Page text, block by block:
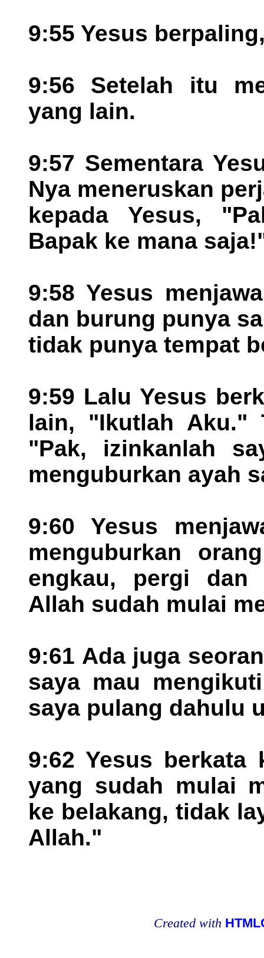
9:55 Yesus
9:56 Setelah itu
yang lain.
9:57 Sementara
Nya meneruskan
kepada Yesus,
Bapak ke mana
9:58 Yesus
dan burung punya
tidak punya tempat
9:59 Lalu Yesus
lain, "Ikutlah Aku."
"Pak, izinkanlah
menguburkan ayah
9:60 Yesus
menguburkan
engkau, pergi dan
Allah sudah mulai
9:61 Ada juga
saya mau
saya pulang dahulu
9:62 Yesus berkata
yang sudah mulai
ke belakang, tidak
Allah."
Created with